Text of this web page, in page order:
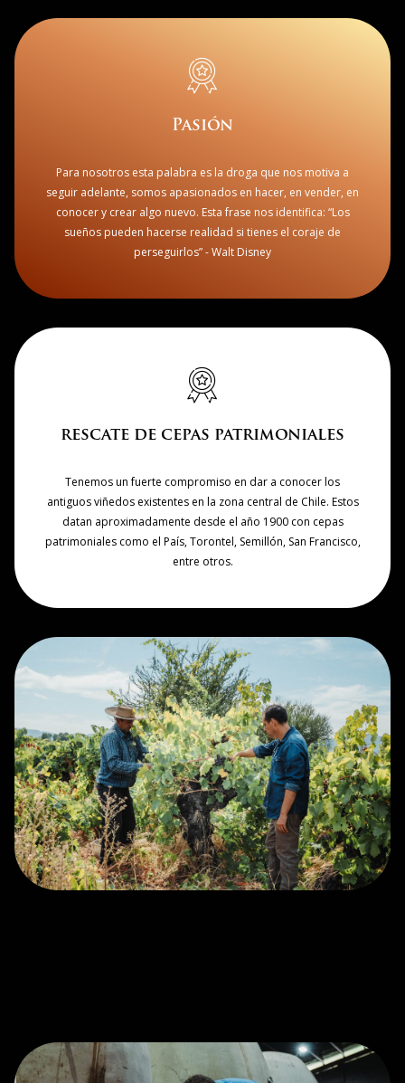
Pasión
Para nosotros esta palabra es la droga que nos motiva a
seguir adelante, somos apasionados en hacer, en vender, en
conocer y crear algo nuevo. Esta frase nos identifica: “Los
sueños pueden hacerse realidad si tienes el coraje de
perseguirlos” - Walt Disney
rescate de cepas patrimoniales
Tenemos un fuerte compromiso en dar a conocer los
antiguos viñedos existentes en la zona central de Chile. Estos
datan aproximadamente desde el año 1900 con cepas
patrimoniales como el País, Torontel, Semillón, San Francisco,
entre otros.